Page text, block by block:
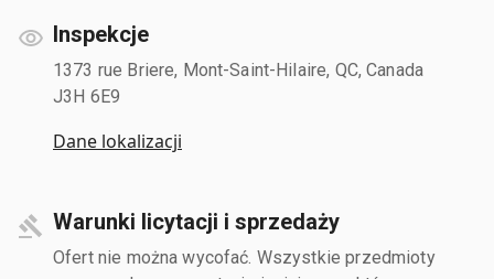
Inspekcje
1373 rue Briere, Mont-Saint-Hilaire, QC, Canada
J3H 6E9
Dane lokalizacji
Warunki licytacji i sprzedaży
Ofert nie można wycofać. Wszystkie przedmioty